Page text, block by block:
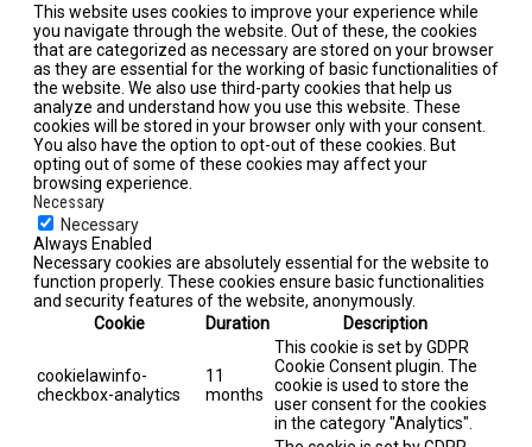
This website uses cookies to improve your experience while
you navigate through the website. Out of these, the cookies
that are categorized as necessary are stored on your browser
as they are essential for the working of basic functionalities of
the website. We also use third-party cookies that help us
analyze and understand how you use this website. These
cookies will be stored in your browser only with your consent.
You also have the option to opt-out of these cookies. But
opting out of some of these cookies may affect your
browsing experience.
Necessary
Necessary
Always Enabled
Necessary cookies are absolutely essential for the website to
function properly. These cookies ensure basic functionalities
and security features of the website, anonymously.
Cookie
Duration Description
cookielawinfo-
checkbox-analytics
11
months
This cookie is set by GDPR
Cookie Consent plugin. The
cookie is used to store the
user consent for the cookies
in the category "Analytics".